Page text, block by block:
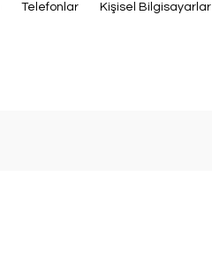
Telefonlar Kişisel Bilgisayarlar